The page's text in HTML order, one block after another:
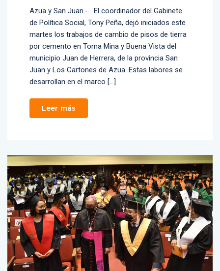
Azua y San Juan.- El coordinador del Gabinete
de Política Social, Tony Peña, dejó iniciados este
martes los trabajos de cambio de pisos de tierra
por cemento en Toma Mina y Buena Vista del
municipio Juan de Herrera, de la provincia San
Juan y Los Cartones de Azua. Estas labores se
desarrollan en el marco […]
Leer más